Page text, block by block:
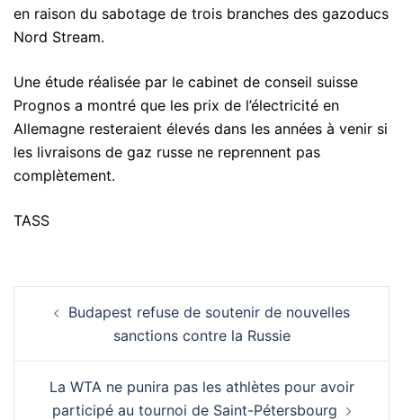
en raison du sabotage de trois branches des gazoducs
Nord Stream.
Une étude réalisée par le cabinet de conseil suisse
Prognos a montré que les prix de l’électricité en
Allemagne resteraient élevés dans les années à venir si
les livraisons de gaz russe ne reprennent pas
complètement.
TASS
d’articleBudapest refuse de soutenir de nouvelles
sanctions contre la Russie
La WTA ne punira pas les athlètes pour avoir
participé au tournoi de Saint-Pétersbourg